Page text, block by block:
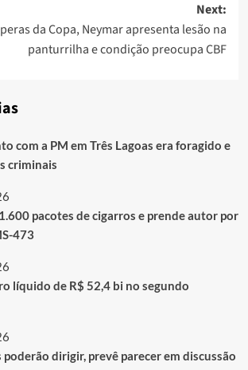
Next:
da Copa, Neymar apresenta lesão na
panturrilha e condição preocupa CBF
com a PM em Três Lagoas era foragido e
criminais
pacotes de cigarros e prende autor por
473
líquido de R$ 52,4 bi no segundo
poderão dirigir, prevê parecer em discussão